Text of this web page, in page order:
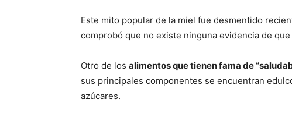
Este mito popular de la miel fue desmentido
comprobó que no existe ninguna evidencia de
Otro de los alimentos que tienen fama de
sus principales componentes se encuentran
azúcares.